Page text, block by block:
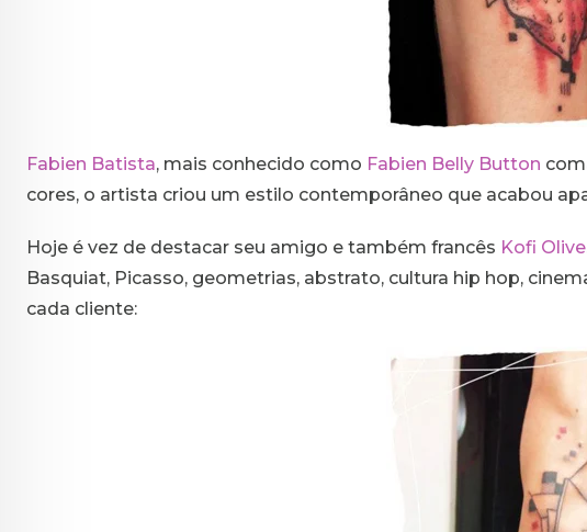
Fabien Batista, mais conhecido como Fabien Belly Button
cores, o artista criou um estilo contemporâneo que acabou
Hoje é vez de destacar seu amigo e também francês Kofi Olive
Basquiat, Picasso, geometrias, abstrato, cultura hip hop,
cada cliente: